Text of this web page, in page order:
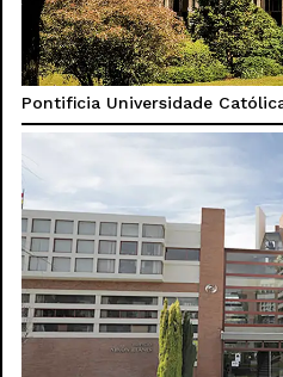
Pontificia Universidade